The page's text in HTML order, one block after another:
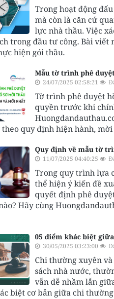
Trong hoạt động
mà còn là căn cứ
lực nhà thầu. Việc
trong đầu tư công. Bài
hiện gói thầu.
Mẫu tờ trình phê
24/07/2025 02:58:21
Tờ trình phê duyệt
quyền trước khi
quy định hiện hành,
Quy định về mẫu tờ
11/07/2025 04:40:25
Trong quy trình lựa
thể hiện ý kiến đề
quyết định phê
Hãy cùng
05 điểm khác biệt
30/05/2025 03:23:00
Chi thường xuyên
sách nhà nước,
vẫn dễ nhầm lẫn
biệt cơ bản giữa chi